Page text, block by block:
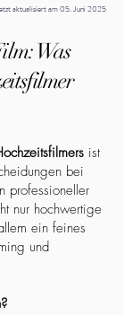
aktualisiert am 05. Juni 2025
Was
ist
bei
professioneller
nur hochwertige
ein feines
und